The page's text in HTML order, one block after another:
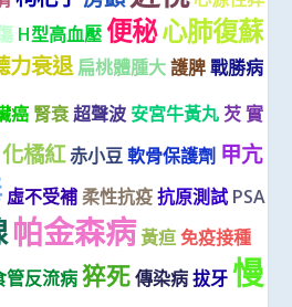
H型高血壓 便秘心肺復蘇
力衰退 扁桃體腫大 護脾 戰勝病
癌 腎衰 超聲波 安宮牛黃丸 芡 實
化橘紅赤小豆 軟骨保護劑 甲亢
虛不受補 柔性抗疫 抗原測試 PSA
帕金森病 黃疸 免疫接種
管反流病 猝死 傳染病 拔牙 慢